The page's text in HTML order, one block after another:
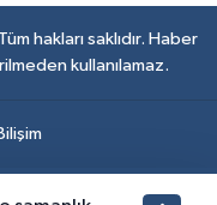
hakları saklıdır. Haber
kullanılamaz.